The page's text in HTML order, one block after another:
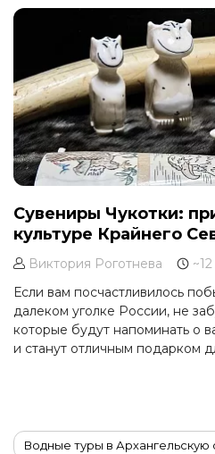
Сувениры Чукотки:
культуре Крайнего
Виктория Роготнева
Если вам посчастливилось
далеком уголке России, не
которые будут напоминать о
и станут отличным подарком
Водные туры в Архангельскую